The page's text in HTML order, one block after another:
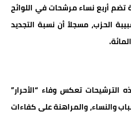
تضم أربع نساء مرشحات في اللوائح
ويضم 12 من شبيبة الحزب، مسجلاً أن نسبة التجديد
الترشيحات تعكس وفاء “الأحرار”
والنساء، والمراهنة على كفاءات